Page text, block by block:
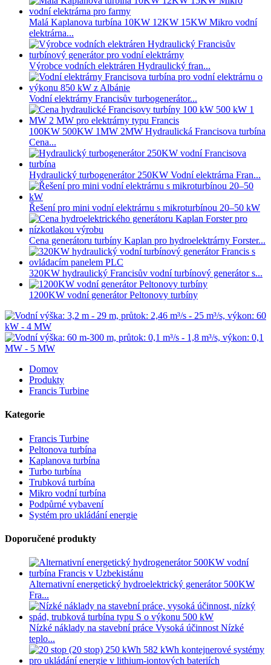
Malá Kaplanova turbína 10KW 12KW 15KW Mikro vodní
elektrárna...
Výrobce vodních elektráren Hydraulický fran...
Vodní elektrárny Francisův turbogenerátor...
100KW 500KW 1MW 2MW Hydraulická Francisova turbína
Cena...
Hydraulický turbogenerátor 250KW Vodní elektrárna Fran...
Řešení pro mini vodní elektrárnu s mikroturbínou 20–50 kW
Cena generátoru turbíny Kaplan pro hydroelektrárny Forster...
320KW hydraulický Francisův vodní turbínový generátor s...
1200KW vodní generátor Peltonovy turbíny
Domov
Produkty
Francis Turbine
Kategorie
Francis Turbine
Peltonova turbína
Kaplanova turbína
Turbo turbína
Trubková turbína
Mikro vodní turbína
Podpůrné vybavení
Systém pro ukládání energie
Doporučené produkty
Alternativní energetický hydroelektrický generátor 500KW
Fra...
Nízké náklady na stavební práce Vysoká účinnost Nízké
teplo...